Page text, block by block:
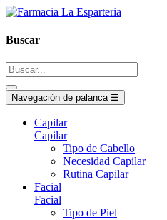
Buscar
Navegación de palanca ☰
Capilar
Capilar
Tipo de Cabello
Necesidad Capilar
Rutina Capilar
Facial
Facial
Tipo de Piel